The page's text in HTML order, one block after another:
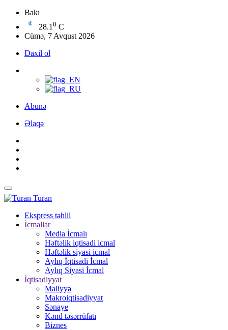
Bakı
28.1 0 C
Cümə, 7 Avqust 2026
Daxil ol
Abunə
Əlaqə
Turan
Ekspress təhlil
İcmallar
Media İcmalı
Həftəlik iqtisadi icmal
Həftəlik siyasi icmal
Aylıq İqtisadi İcmal
Aylıq Siyasi İcmal
İqtisadiyyat
Maliyyə
Makroiqtisadiyyat
Sənaye
Kənd təsərrüfatı
Biznes